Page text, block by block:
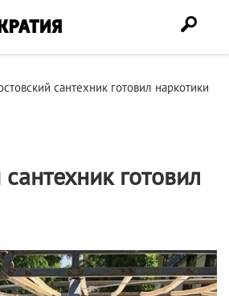
сантехник готовил наркотики
готовил